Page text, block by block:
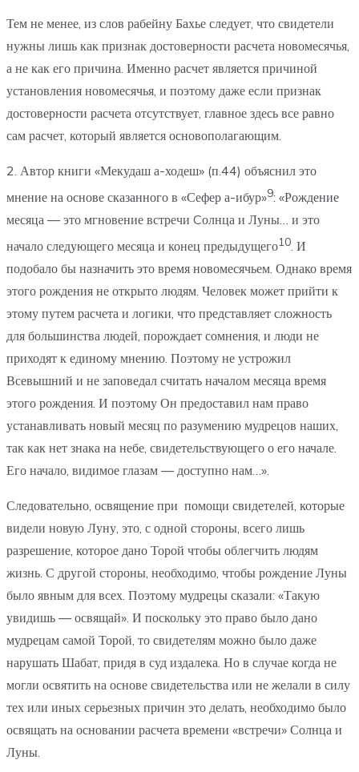
Тем не менее, из слов рабейну Бахье следует, что свидетели
нужны лишь как признак достоверности расчета новомесячья,
а не как его причина. Именно расчет является причиной
установления новомесячья, и поэтому даже если признак
достоверности расчета отсутствует, главное здесь все равно
сам расчет, который является основополагающим.
2. Автор книги «Мекудаш а-ходеш» (п.44) объяснил это
мнение на основе сказанного в «Сефер а-ибур»9: «Рождение
месяца — это мгновение встречи Cолнца и Луны… и это
начало следующего месяца и конец предыдущего10. И
подобало бы назначить это время новомесячьем. Однако время
этого рождения не открыто людям. Человек может прийти к
этому путем расчета и логики, что представляет сложность
для большинства людей, порождает сомнения, и люди не
приходят к единому мнению. Поэтому не устрожил
Всевышний и не заповедал считать началом месяца время
этого рождения. И поэтому Он предоставил нам право
устанавливать новый месяц по разумению мудрецов наших,
так как нет знака на небе, свидетельствующего о его начале.
Его начало, видимое глазам — доступно нам…».
Следовательно, освящение при помощи свидетелей, которые
видели новую Луну, это, с одной стороны, всего лишь
разрешение, которое дано Торой чтобы облегчить людям
жизнь. С другой стороны, необходимо, чтобы рождение Луны
было явным для всех. Поэтому мудрецы сказали: «Такую
увидишь — освящай». И поскольку это право было дано
мудрецам самой Торой, то свидетелям можно было даже
нарушать Шабат, придя в суд издалека. Но в случае когда не
могли освятить на основе свидетельства или не желали в силу
тех или иных серьезных причин это делать, необходимо было
освящать на основании расчета времени «встречи» Солнца и
Луны.